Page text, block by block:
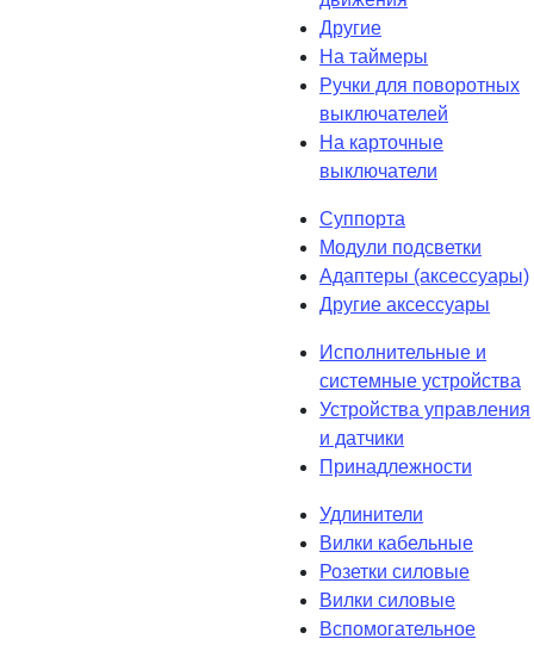
Другие
На таймеры
Ручки для поворотных
выключателей
На карточные
выключатели
Суппорта
Модули подсветки
Адаптеры (аксессуары)
Другие аксессуары
Исполнительные и
системные устройства
Устройства управления
и датчики
Принадлежности
Удлинители
Вилки кабельные
Розетки силовые
Вилки силовые
Вспомогательное